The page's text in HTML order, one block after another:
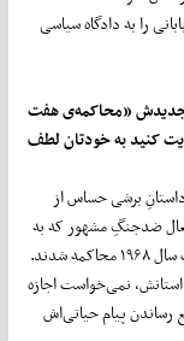
را به دادگاه سیاسی
جدیدش «محاکمه‌ی هفت
کنید به خودتان لطف
برشی حساس از
ضدجنگِ مشهور که به
اتهام راه‌اندازی شورش در کنوانسیون ملی حزب دموکرات سال ۱۹۶۸ محاکمه شدند.
نمی‌خواست اجازه
پیام حیاتی‌اش